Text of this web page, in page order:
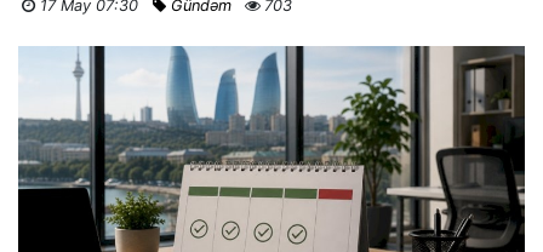
17 May 07:30 Gündəm 703